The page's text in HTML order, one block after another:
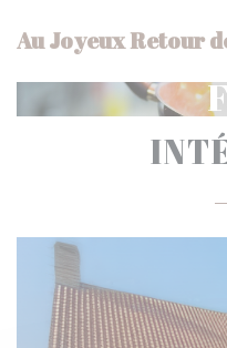
Au Joyeux Retour